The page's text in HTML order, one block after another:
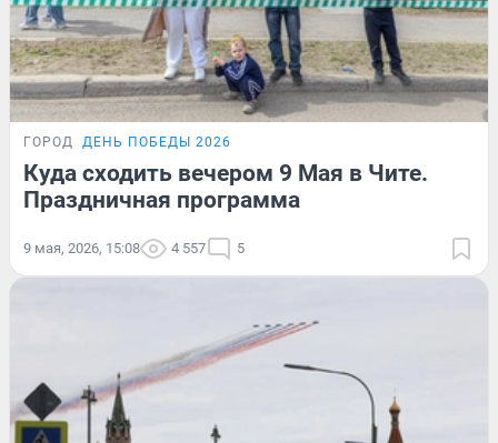
ГОРОД ДЕНЬ ПОБЕДЫ 2026
Куда сходить вечером 9 Мая в Чите.
Праздничная программа
9 мая, 2026, 15:08 4 557 5